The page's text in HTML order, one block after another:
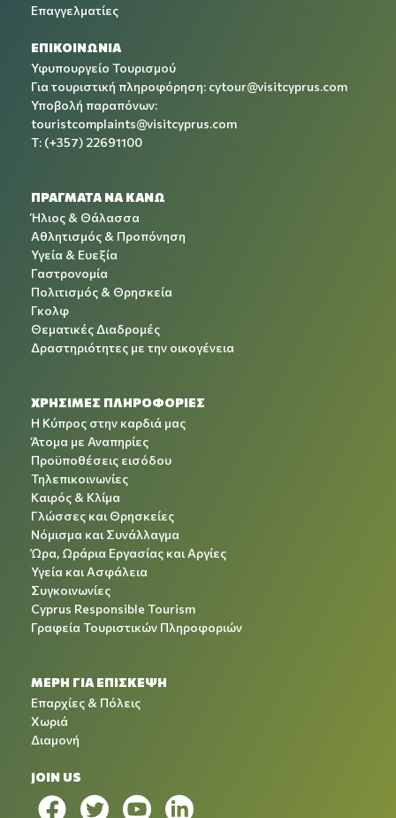
Επαγγελματίες
ΕΠΙΚΟΙΝΩΝΙΑ
Υφυπουργείο Τουρισμού
Για τουριστική πληροφόρηση: cytour@visitcyprus.com
Υποβολή παραπόνων:
touristcomplaints@visitcyprus.com
T: (+357) 22691100
ΠΡΑΓΜΑΤΑ ΝΑ ΚΑΝΩ
Ήλιος & Θάλασσα
Αθλητισμός & Προπόνηση
Υγεία & Ευεξία
Γαστρονομία
Πολιτισμός & Θρησκεία
Γκολφ
Θεματικές Διαδρομές
Δραστηριότητες με την οικογένεια
ΧΡΉΣΙΜΕΣ ΠΛΗΡΟΦΟΡΊΕΣ
Η Κύπρος στην καρδιά μας
Άτομα με Αναπηρίες
Προϋποθέσεις εισόδου
Τηλεπικοινωνίες
Καιρός & Κλίμα
Γλώσσες και Θρησκείες
Νόμισμα και Συνάλλαγμα
Ώρα, Ωράρια Εργασίας και Αργίες
Υγεία και Ασφάλεια
Συγκοινωνίες
Cyprus Responsible Tourism
Γραφεία Τουριστικών Πληροφοριών
ΜΕΡΗ ΓΙΑ ΕΠΙΣΚΕΨΗ
Επαρχίες & Πόλεις
Χωριά
Διαμονή
JOIN US